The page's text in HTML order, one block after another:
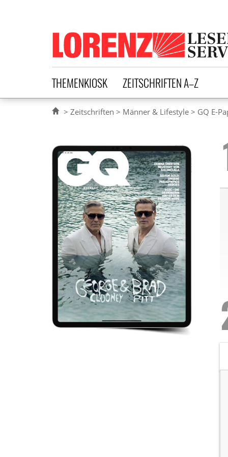
Lorenz Leserservice
THEMENKIOSK ZEITSCHRIFTEN A–Z
Zeitschriften Männer & Lifestyle GQ E-